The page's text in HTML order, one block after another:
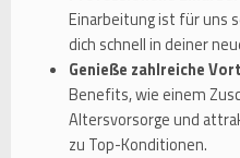
Einarbeitung ist für uns
dich schnell in deiner
Genieße zahlreiche
Benefits, wie einem
Altersvorsorge und
zu Top-Konditionen.